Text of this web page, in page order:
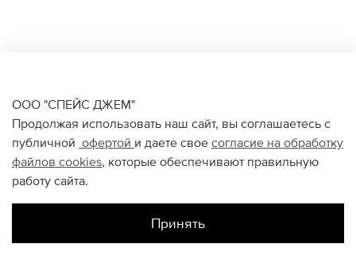
ООО "СПЕЙС ДЖЕМ"
Продолжая использовать наш сайт, вы соглашаетесь с
публичной офертой и даете свое согласие на обработку
файлов cookies, которые обеспечивают правильную
работу сайта.
Принять